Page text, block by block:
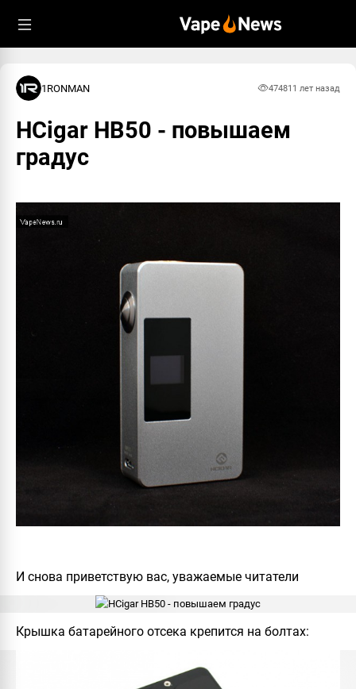
1RONMAN 474811 лет назад
HCigar HB50 - повышаем
градус
И снова приветствую вас, уважаемые читатели
Крышка батарейного отсека крепится на болтах: